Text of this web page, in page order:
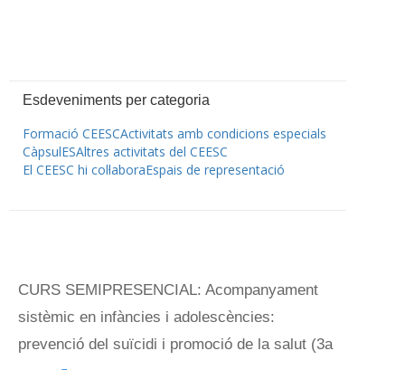
Esdeveniments per categoria
Formació CEESCActivitats amb condicions especials
CàpsulESAltres activitats del CEESC
El CEESC hi col·laboraEspais de representació
CURS SEMIPRESENCIAL: Acompanyament
sistèmic en infàncies i adolescències:
prevenció del suïcidi i promoció de la salut (3a